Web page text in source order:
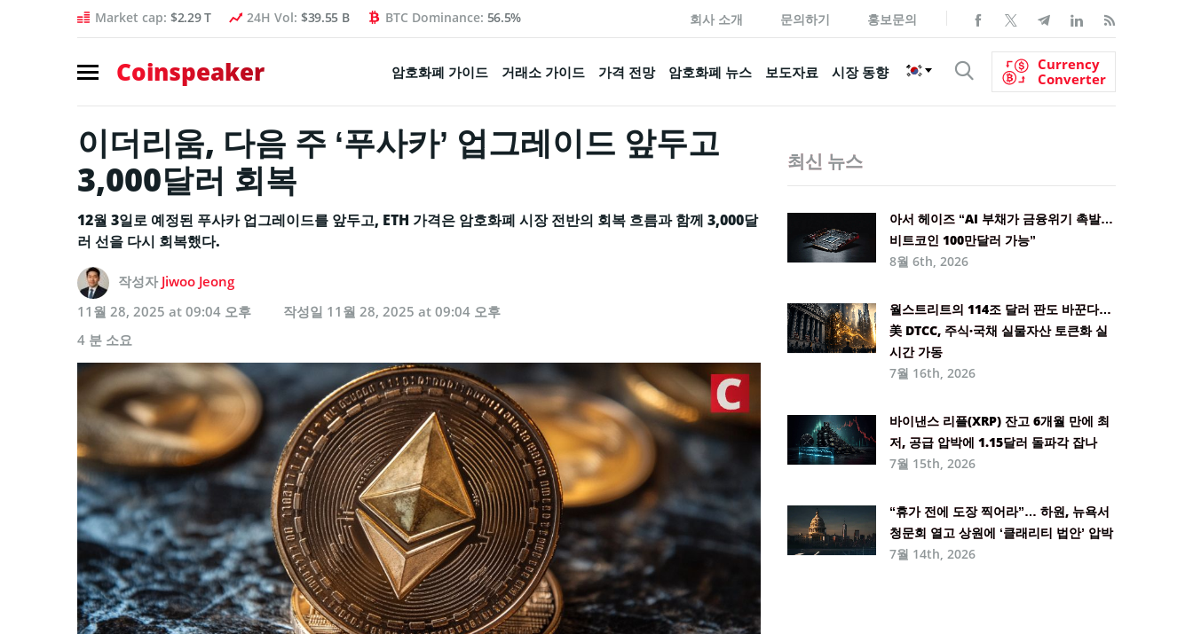
Market cap: $2.29 T 24H Vol: $39.55 B BTC Dominance: 56.5% 회사 소개 문의하기 홍보문의
Coinspeaker 암호화폐 가이드 거래소 가이드 가격 전망 암호화폐 뉴스 보도자료 시장 동향
Currency
Converter
이더리움, 다음 주 ‘푸사카’ 업그레이드 앞두고
3,000달러 회복
12월 3일로 예정된 푸사카 업그레이드를 앞두고, ETH 가격은 암호화폐 시장 전반의 회복 흐름과 함께 3,000달
러 선을 다시 회복했다.
작성자 Jiwoo Jeong
11월 28, 2025 at 09:04 오후
작성일 11월 28, 2025 at 09:04 오후
4 분 소요
최신 뉴스
아서 헤이즈 “AI 부채가 금융위기 촉발…
비트코인 100만달러 가능”
8월 6th, 2026
월스트리트의 114조 달러 판도 바꾼다…
美 DTCC, 주식·국채 실물자산 토큰화 실
시간 가동
7월 16th, 2026
바이낸스 리플(XRP) 잔고 6개월 만에 최
저, 공급 압박에 1.15달러 돌파각 잡나
7월 15th, 2026
“휴가 전에 도장 찍어라”… 하원, 뉴욕서
청문회 열고 상원에 ‘클래리티 법안’ 압박
7월 14th, 2026